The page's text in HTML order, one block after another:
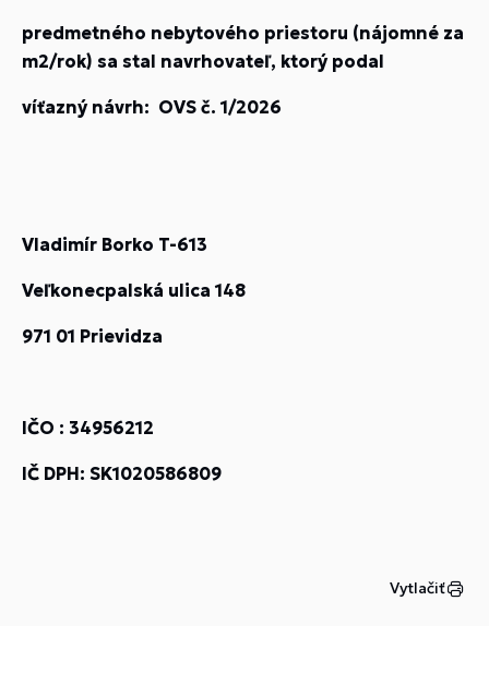
predmetného nebytového priestoru (nájomné za
m2/rok) sa stal navrhovateľ, ktorý podal
víťazný návrh: OVS č. 1/2026
Vladimír Borko T-613
Veľkonecpalská ulica 148
971 01 Prievidza
IČO : 34956212
IČ DPH: SK1020586809
Vytlačiť